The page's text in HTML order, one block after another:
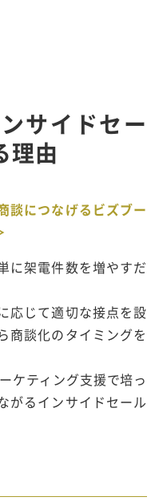
サイドセー
理由
談につなげるビズブー
に架電件数を増やすだ
応じて適切な接点を設
商談化のタイミングを
ケティング支援で培っ
がるインサイドセール